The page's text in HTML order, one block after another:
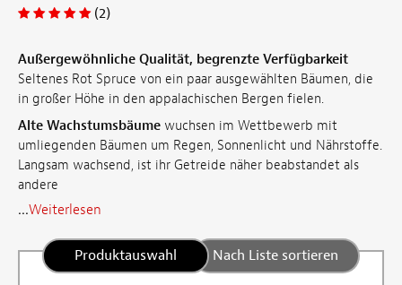
(2)
Außergewöhnliche Qualität, begrenzte Verfügbarkeit
Seltenes Rot Spruce von ein paar ausgewählten Bäumen, die
in großer Höhe in den appalachischen Bergen fielen.
Alte Wachstumsbäume wuchsen im Wettbewerb mit
umliegenden Bäumen um Regen, Sonnenlicht und Nährstoffe.
Langsam wachsend, ist ihr Getreide näher beabstandet als
andere
...Weiterlesen
Produktauswahl Nach Liste sortieren